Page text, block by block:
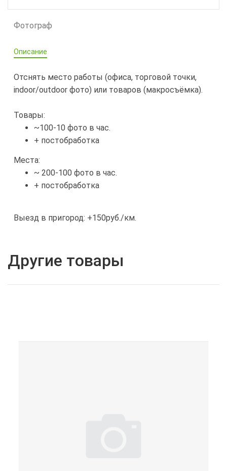
Фотограф
Описание
Отснять место работы (офиса, торговой точки,
indoor/outdoor фото) или товаров (макросъёмка).
Товары:
~100-10 фото в час.
+ постобработка
Места:
~ 200-100 фото в час.
+ постобработка
Выезд в пригород: +150руб./км.
Другие товары